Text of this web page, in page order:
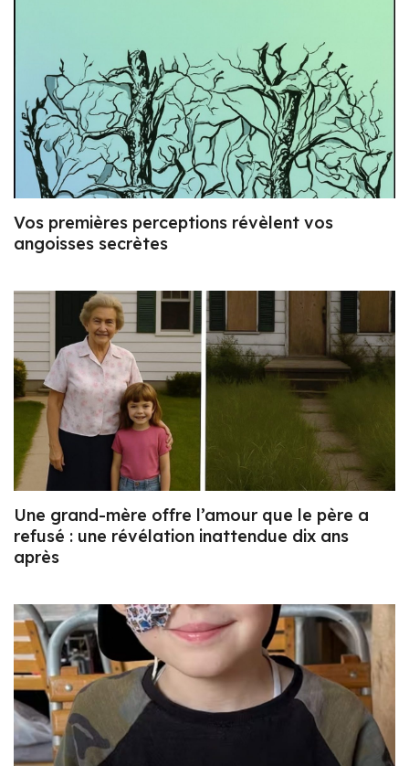
Vos premières perceptions révèlent vos
angoisses secrètes
Une grand-mère offre l’amour que le père a
refusé : une révélation inattendue dix ans
après